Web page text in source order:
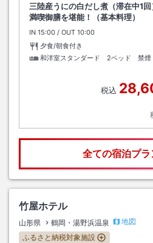
三陸産うにの白だし煮（滞在中1
満喫御膳を堪能！（基本料理）
IN チェックイン
15:00 / OUT チェックアウト
10:00
夕食/朝食付き
和洋室スタンダード 2ベッド 禁煙
税込
全ての宿泊プラ
竹屋ホテル
山形県 鶴岡・湯野浜温泉
地図
ふるさと納税対象施設